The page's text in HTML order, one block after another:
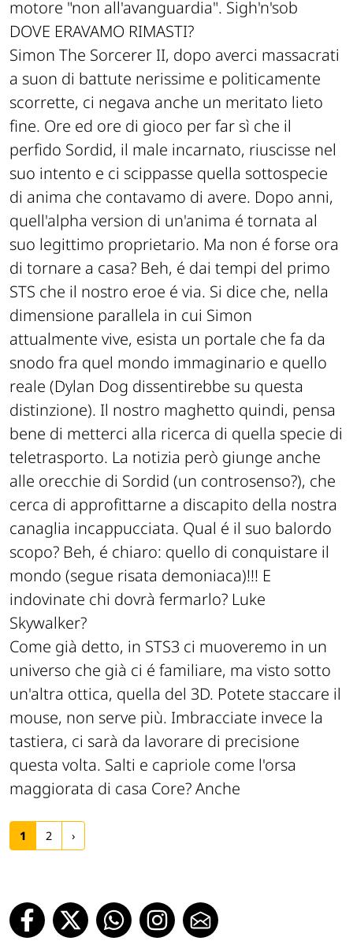
motore "non all'avanguardia". Sigh'n'sob
DOVE ERAVAMO RIMASTI?
Simon The Sorcerer II, dopo averci massacrati
a suon di battute nerissime e politicamente
scorrette, ci negava anche un meritato lieto
fine. Ore ed ore di gioco per far sì che il
perfido Sordid, il male incarnato, riuscisse nel
suo intento e ci scippasse quella sottospecie
di anima che contavamo di avere. Dopo anni,
quell'alpha version di un'anima é tornata al
suo legittimo proprietario. Ma non é forse ora
di tornare a casa? Beh, é dai tempi del primo
STS che il nostro eroe é via. Si dice che, nella
dimensione parallela in cui Simon
attualmente vive, esista un portale che fa da
snodo fra quel mondo immaginario e quello
reale (Dylan Dog dissentirebbe su questa
distinzione). Il nostro maghetto quindi, pensa
bene di metterci alla ricerca di quella specie di
teletrasporto. La notizia però giunge anche
alle orecchie di Sordid (un controsenso?), che
cerca di approfittarne a discapito della nostra
canaglia incappucciata. Qual é il suo balordo
scopo? Beh, é chiaro: quello di conquistare il
mondo (segue risata demoniaca)!!! E
indovinate chi dovrà fermarlo? Luke
Skywalker?
Come già detto, in STS3 ci muoveremo in un
universo che già ci é familiare, ma visto sotto
un'altra ottica, quella del 3D. Potete staccare il
mouse, non serve più. Imbracciate invece la
tastiera, ci sarà da lavorare di precisione
questa volta. Salti e capriole come l'orsa
maggiorata di casa Core? Anche
1 2 ›